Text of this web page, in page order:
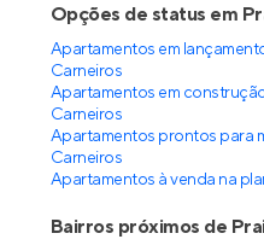
Opções de status em
Apartamentos em
Carneiros
Apartamentos em
Carneiros
Apartamentos prontos para
Carneiros
Apartamentos à venda na
Bairros próximos de